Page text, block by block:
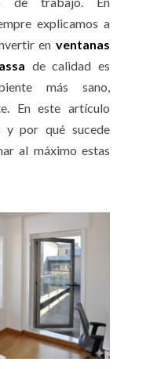
explicamos a
en ventanas
de calidad es
más sano,
En este artículo
y por qué sucede
al máximo estas